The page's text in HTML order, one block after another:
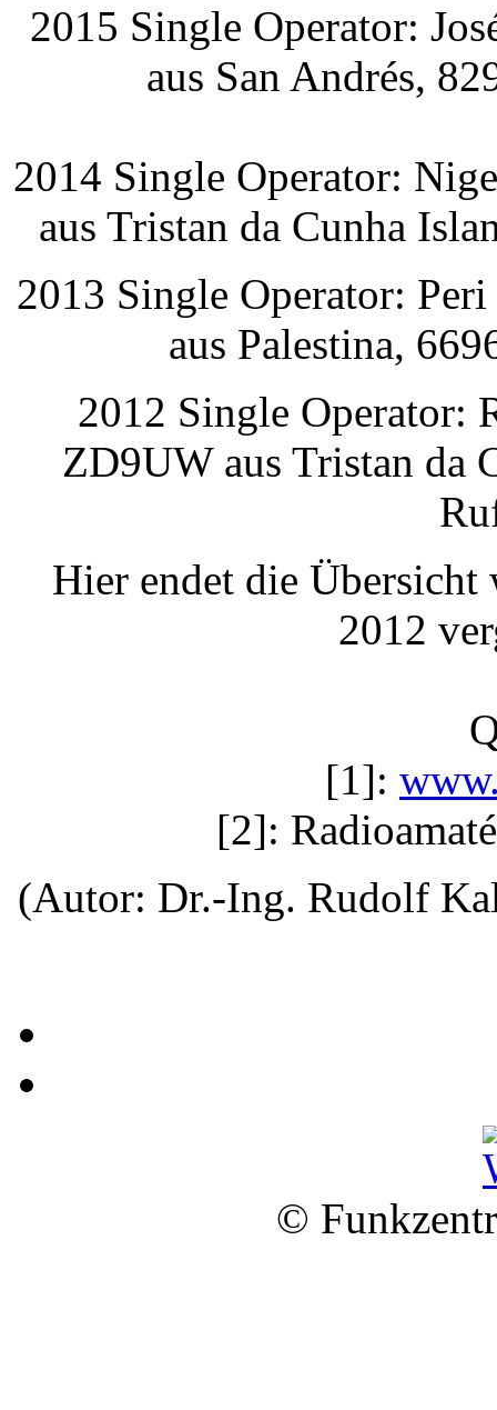
2015 Single Operator:
aus San Andrés,
2014 Single Operator:
aus Tristan da Cunha
2013 Single Operator:
aus Palestina,
2012 Single Operator:
ZD9UW aus Tristan da
Hier endet die
2012
[1]:
[2]:
(Autor: Dr.-Ing. Rudolf
©